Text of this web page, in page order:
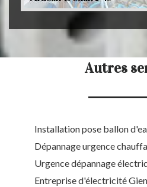
Autres
Installation pose ballon
Dépannage urgence
Urgence dépannage
Entreprise d'électricité Gien